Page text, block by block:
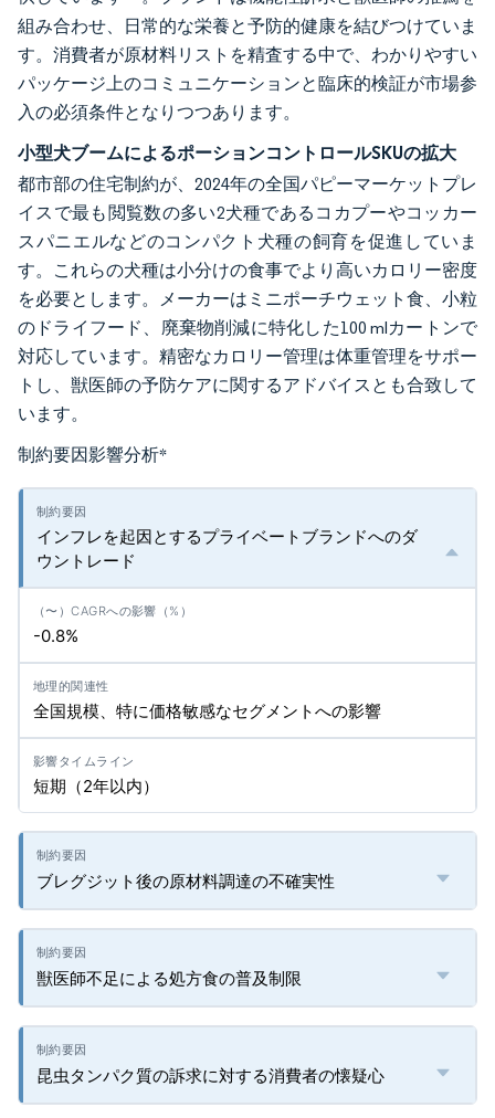
組み合わせ、日常的な栄養と予防的健康を結びつけていま
す。消費者が原材料リストを精査する中で、わかりやすい
パッケージ上のコミュニケーションと臨床的検証が市場参
入の必須条件となりつつあります。
小型犬ブームによるポーションコントロールSKUの拡大
都市部の住宅制約が、2024年の全国パピーマーケットプレ
イスで最も閲覧数の多い2犬種であるコカプーやコッカー
スパニエルなどのコンパクト犬種の飼育を促進していま
す。これらの犬種は小分けの食事でより高いカロリー密度
を必要とします。メーカーはミニポーチウェット食、小粒
のドライフード、廃棄物削減に特化した100 mlカートンで
対応しています。精密なカロリー管理は体重管理をサポー
トし、獣医師の予防ケアに関するアドバイスとも合致して
います。
制約要因影響分析*
インフレを起因とするプライベートブランドへのダ
ウントレード
-0.8%
全国規模、特に価格敏感なセグメントへの影響
短期（2年以内）
ブレグジット後の原材料調達の不確実性
獣医師不足による処方食の普及制限
昆虫タンパク質の訴求に対する消費者の懐疑心